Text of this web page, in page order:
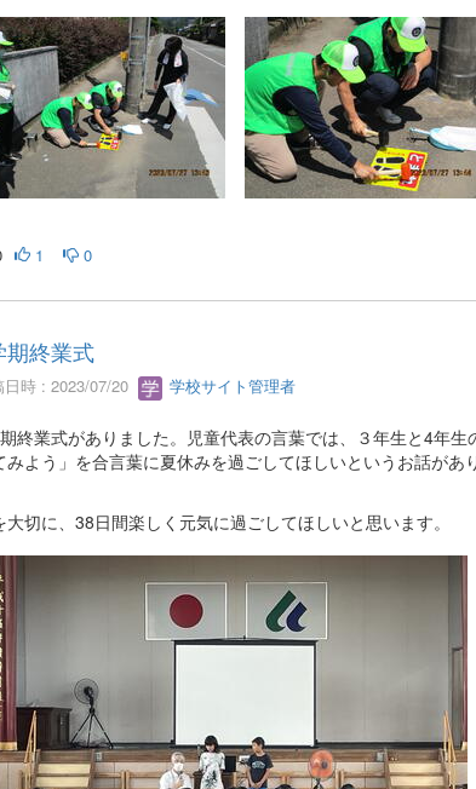
1 0
期終業式
日時 : 2023/07/20 学校サイト管理者
終業式がありました。児童代表の言葉では、３年生と4年
みよう」を合言葉に夏休みを過ごしてほしいというお話が
大切に、38日間楽しく元気に過ごしてほしいと思います。